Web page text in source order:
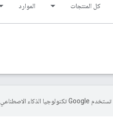
كل المنتجات الموارد
تستخدم Google تكنولوجيا الذكاء الاصطناعي لترجمة المحتوى إلى لغتك المفضّلة، وقد تتضمّن بعض الأخطاء.